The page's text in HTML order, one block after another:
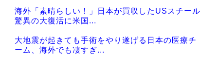
海外「素晴らしい！」日本が買収したUSスチール
驚異の大復活に米国...
大地震が起きても手術をやり遂げる日本の医療チ
ーム、海外でも凄すぎ...